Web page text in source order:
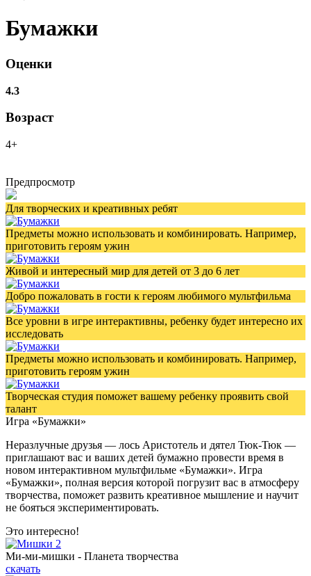
Бумажки
Оценки
4.3
Возраст
4+
Предпросмотр
Для творческих и креативных ребят
Предметы можно использовать и комбинировать. Например,
приготовить героям ужин
Живой и интересный мир для детей от 3 до 6 лет
Добро пожаловать в гости к героям любимого мультфильма
Все уровни в игре интерактивны, ребенку будет интересно их
исследовать
Предметы можно использовать и комбинировать. Например,
приготовить героям ужин
Творческая студия поможет вашему ребенку проявить свой
талант
Игра «Бумажки»
Неразлучные друзья — лось Аристотель и дятел Тюк-Тюк —
приглашают вас и ваших детей бумажно провести время в
новом интерактивном мультфильме «Бумажки». Игра
«Бумажки», полная версия которой погрузит вас в атмосферу
творчества, поможет развить креативное мышление и научит
не бояться экспериментировать.
Это интересно!
Ми-ми-мишки - Планета творчества
скачать